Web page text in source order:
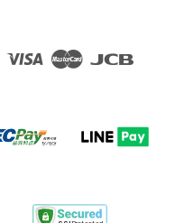
Visa Master